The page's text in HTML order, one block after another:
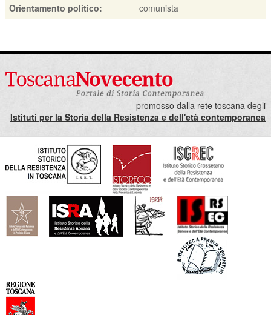
Orientamento politico:
comunista
promosso dalla rete toscana degli
Istituti per la Storia della Resistenza e dell'età contemporanea